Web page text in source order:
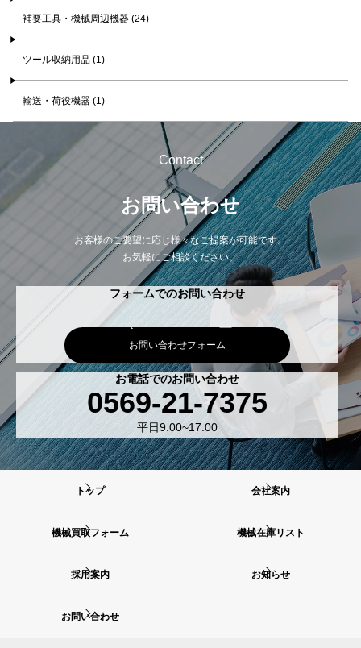
補要工具・機械周辺機器 (24)
ツール収納用品 (1)
輸送・荷役機器 (1)
Contact
お問い合わせ
お客様のご要望に応じ様々なご提案が可能です。
お気軽にご相談ください。
フォームでのお問い合わせ
お問い合わせフォーム
お電話でのお問い合わせ
0569-21-7375
平日9:00~17:00
トップ 会社案内
機械買取フォーム 機械在庫リスト
採用案内 お知らせ
お問い合わせ